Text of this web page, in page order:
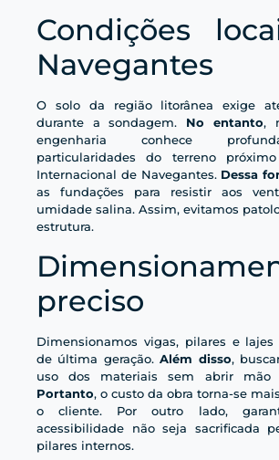
Condições
Navegantes
O solo da região litorânea exige
durante a sondagem. No entanto,
engenharia conhece
particularidades do terreno
Internacional de Navegantes. Dessa
as fundações para resistir aos
umidade salina. Assim, evitamos
estrutura.
preciso
Dimensionamos vigas, pilares e lajes
de última geração.Além disso,
uso dos materiais sem abrir mão
Portanto, o custo da obra torna-se
o cliente. Por outro lado,
acessibilidade não seja sacrificada
pilares internos.